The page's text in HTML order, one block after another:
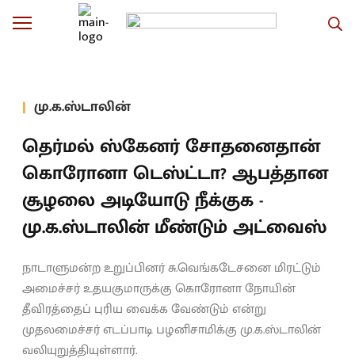
மு.க.ஸ்டாலின்
தெர்மல் ஸ்கேனர் சோதனைதான்
கொரோனா டெஸ்ட்டா? ஆபத்தான
சூழலை அடியோடு நீக்குக -
மு.க.ஸ்டாலின் மீண்டும் அட்வைஸ்
நாடாளுமன்ற உறுப்பினர் சு.வெங்கடேசனை மிரட்டும்
அமைச்சர் உதயகுமாருக்கு கொரோனா நோயின்
தீவிரத்தைப் புரிய வைக்க வேண்டும் என்று
முதலமைச்சர் எடப்பாடி பழனிசாமிக்கு மு.க.ஸ்டாலின்
வலியுறுத்தியுள்ளார்.